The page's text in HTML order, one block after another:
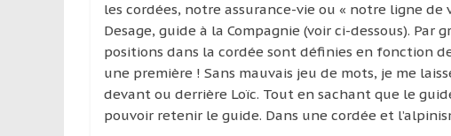
les cordées, notre assurance-vie ou « notre ligne de
Desage, guide à la Compagnie (voir ci-dessous).
positions dans la cordée sont définies en fonction
une première ! Sans mauvais jeu de mots, je me
devant ou derrière Loïc. Tout en sachant que le
pouvoir retenir le guide. Dans une cordée et